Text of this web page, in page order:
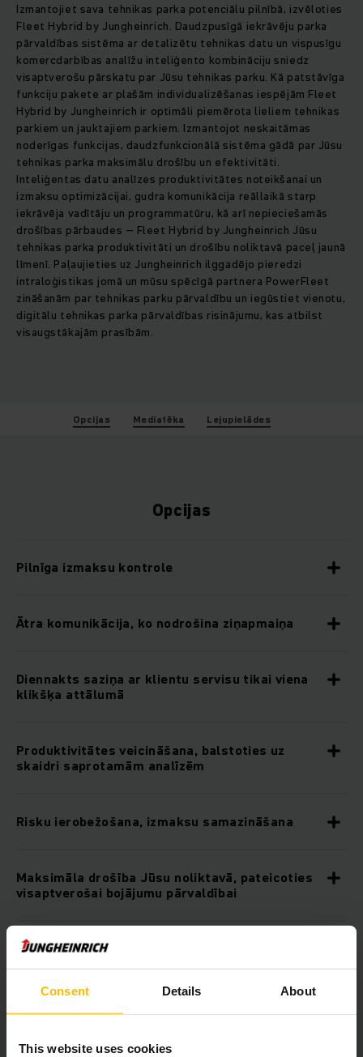
Consent Details About
This website uses cookies
Izmantojiet sava tehnikas parka potenciālu pilnībā, izvēloties
Fleet Hybrid by Jungheinrich. Daudzpusīgā iekrāvēju parka
pārvaldības sistēma ar detalizētu tehnikas datu un vispusīgu
komercdarbības analīžu inteliģento kombināciju sniedz
visaptverošu pārskatu par Jūsu tehnikas parku. Kā patstāvīga
funkciju pakete ar plašām individualizēšanas iespējām Fleet
Hybrid by Jungheinrich ir optimāli piemērota lieliem tehnikas
parkiem un jauktajiem parkiem. Izmantojot neskaitāmas
noderīgas funkcijas, daudzfunkcionālā sistēma gādā par Jūsu
tehnikas parka maksimālu drošību un efektivitāti.
Inteliģentas datu analīzes produktivitātes noteikšanai un
izmaksu optimizācijai, gudra komunikācija reāllaikā starp
iekrāvēja vadītāju un programmatūru, kā arī nepieciešamās
drošības pārbaudes – Fleet Hybrid by Jungheinrich Jūsu
tehnikas parka produktivitāti un drošību noliktavā paceļ jaunā
līmenī. Paļaujieties uz Jungheinrich ilggadējo pieredzi
intraloģistikas jomā un mūsu spēcīgā partnera PowerFleet
zināšanām par tehnikas parku pārvaldību un iegūstiet vienotu,
digitālu tehnikas parka pārvaldības risinājumu, kas atbilst
visaugstākajām prasībām.
Opcijas Mediatēka Lejupielādes
Opcijas
Pilnīga izmaksu kontrole
Ātra komunikācija, ko nodrošina ziņapmaiņa
Diennakts saziņa ar klientu servisu tikai viena
klikšķa attālumā
Produktivitātes veicināšana, balstoties uz
skaidri saprotamām analīzēm
Risku ierobežošana, izmaksu samazināšana
Maksimāla drošība Jūsu noliktavā, pateicoties
visaptverošai bojājumu pārvaldībai
Bojājumu un nodiluma savlaicīga pamanīšana
individuālas transportlīdzekļu reakcijas